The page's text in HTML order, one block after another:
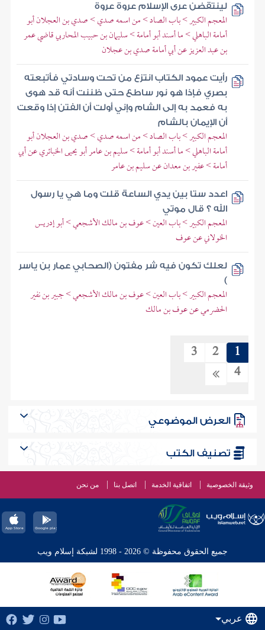
لينتقضن عرى الإسلام عروة عروة
المعجم الكبير > باب الصاد > من اسمه صدي > صدي بن العجلان أبو
أمامة الباهلي > ما أسند أبو أمامة > سليمان بن حبيب المحاربي قاضي عمر
بن عبد العزيز عن أبي أمامة صدي بن عجلان
رأيت عمود الكتاب انتزع من تحت وسادتي فأتبعته
بصري فإذا هو نور ساطع حتى ظننت أنه قد هوى
به فعمد به إلى الشام وإني أولت أن الفتن إذا وقعت
أن الإيمان بالشام
المعجم الكبير > باب الصاد > من اسمه صدي > صدي بن العجلان أبو
أمامة الباهلي > ما أسند أبو أمامة > سليم بن عامر أبو يحيى الخبائري عن أبي
أمامة > عفير بن معدان عن سليم بن عامر
اعدد ستا بين يدي الساعة قلت وما هي يا رسول
الله ؟ قال موتي
المعجم الكبير > باب العين > عوف بن مالك الأشجعي > أبو إدريس
الخولاني عن عوف
لعلك تكون فيه شر مفتون (الصحابي عمار بن ياسر
)
المعجم الكبير > باب العين > عوف بن مالك الأشجعي > جبير بن نفير
الحضرمي عن عوف بن مالك
1
2
3
4
العرض الموضوعي
تصنيف الكتب
وثيقة الخصوصية اتفاقية الخدمة اتصل بنا من نحن
جميع الحقوق محفوظة © 2026 - 1998 لشبكة إسلام ويب
عربي